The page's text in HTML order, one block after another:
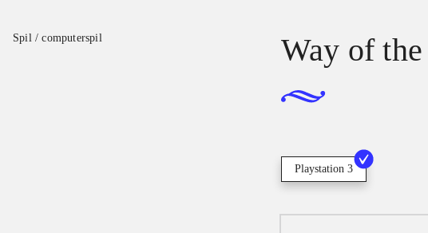
Spil / computerspil Way of
Playstation 3